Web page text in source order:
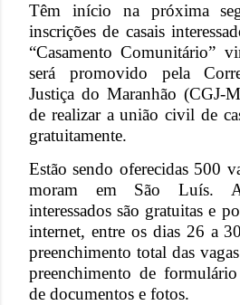
Têm início na próxima
inscrições de casais
“Casamento Comunitário”
será promovido pela
Justiça do Maranhão (CGJ-
de realizar a união civil de
gratuitamente.
Estão sendo oferecidas 500
moram em São Luís.
interessados são gratuitas e
internet, entre os dias 26 a
preenchimento total das
preenchimento de
de documentos e fotos.